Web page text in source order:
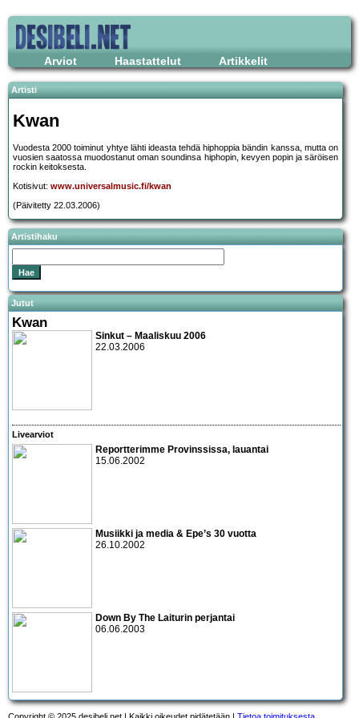
Arviot Haastattelut Artikkelit
Artisti
Kwan
Vuodesta 2000 toiminut yhtye lähti ideasta tehdä hiphoppia bändin kanssa, mutta on
vuosien saatossa muodostanut oman soundinsa hiphopin, kevyen popin ja säröisen
rockin keitoksesta.
Kotisivut: www.universalmusic.fi/kwan
(Päivitetty 22.03.2006)
Artistihaku
Jutut
Kwan
Sinkut – Maaliskuu 2006
22.03.2006
Livearviot
Reportterimme Provinssissa, lauantai
15.06.2002
Musiikki ja media & Epe’s 30 vuotta
26.10.2002
Down By The Laiturin perjantai
06.06.2003
Copyright © 2025 desibeli.net | Kaikki oikeudet pidätetään | Tietoa toimituksesta